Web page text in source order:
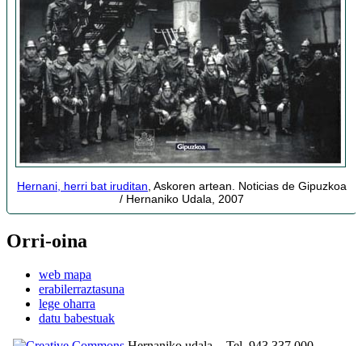
Hernani, herri bat iruditan , Askoren artean. Noticias de Gipuzkoa
/ Hernaniko Udala, 2007
Orri-oina
web mapa
erabilerraztasuna
lege oharra
datu babestuak